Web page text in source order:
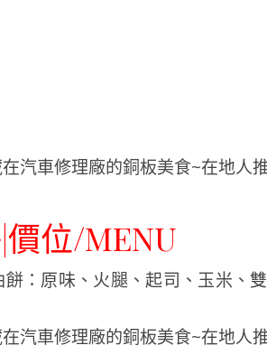
位/MENU
： 原味、火腿、 起司、玉米、雙